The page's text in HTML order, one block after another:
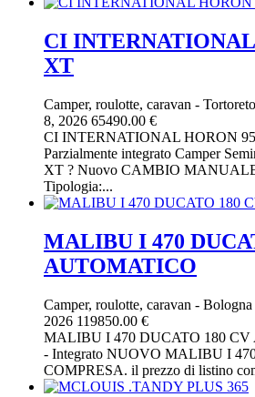
CI
XT
Camper, roulotte, caravan -
8, 2026 65490.00 €
CI INTERNATIONAL HORON
Parzialmente integrato Camper
XT ? Nuovo CAMBIO
Tipologia:...
MALIBU I 470
AUTOMATICO
Camper, roulotte, caravan -
2026 119850.00 €
MALIBU I 470 DUCATO 180 CV
- Integrato NUOVO MALIBU I
COMPRESA. il prezzo di listino